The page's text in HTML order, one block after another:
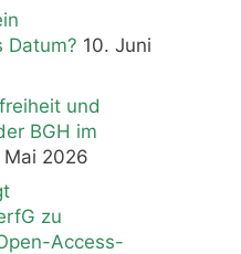
Datum? 10. Juni
und
BGH im
Mai 2026
zu
Access-